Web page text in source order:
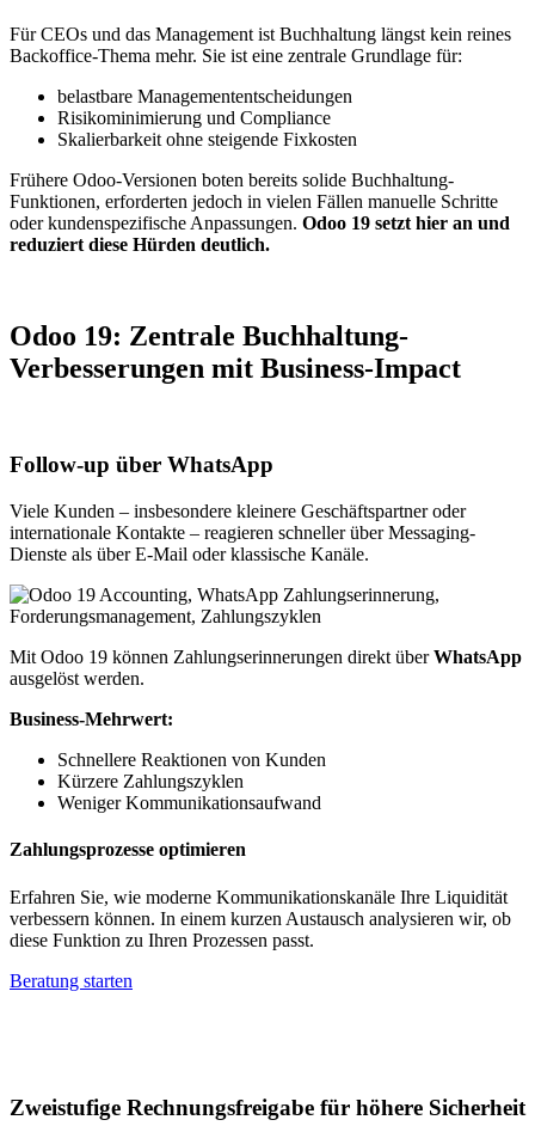
Für CEOs und das Management ist Buchhaltung längst kein reines
Backoffice-Thema mehr. Sie ist eine zentrale Grundlage für:
belastbare Managemententscheidungen
Risikominimierung und Compliance
Skalierbarkeit ohne steigende Fixkosten
Frühere Odoo-Versionen boten bereits solide Buchhaltung-
Funktionen, erforderten jedoch in vielen Fällen manuelle Schritte
oder kundenspezifische Anpassungen. Odoo 19 setzt hier an und
reduziert diese Hürden deutlich.
Odoo 19: Zentrale Buchhaltung-
Verbesserungen mit Business-Impact
Follow-up über WhatsApp
Viele Kunden – insbesondere kleinere Geschäftspartner oder
internationale Kontakte – reagieren schneller über Messaging-
Dienste als über E-Mail oder klassische Kanäle.
Mit Odoo 19 können Zahlungserinnerungen direkt überWhatsApp
ausgelöst werden.
Business-Mehrwert:
Schnellere Reaktionen von Kunden
Kürzere Zahlungszyklen
Weniger Kommunikationsaufwand
Zahlungsprozesse optimieren
Erfahren Sie, wie moderne Kommunikationskanäle Ihre Liquidität
verbessern können. In einem kurzen Austausch analysieren wir, ob
diese Funktion zu Ihren Prozessen passt.
Beratung starten
Zweistufige Rechnungsfreigabe für höhere Sicherheit